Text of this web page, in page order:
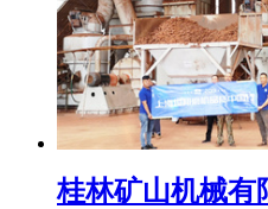
桂林矿山机械有